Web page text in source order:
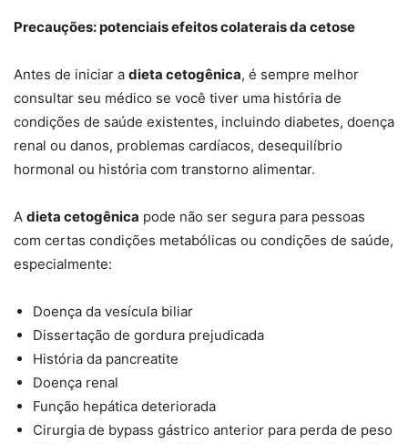
Precauções: potenciais efeitos colaterais da cetose
Antes de iniciar a dieta cetogênica, é sempre melhor
consultar seu médico se você tiver uma história de
condições de saúde existentes, incluindo diabetes, doença
renal ou danos, problemas cardíacos, desequilíbrio
hormonal ou história com transtorno alimentar.
A dieta cetogênica pode não ser segura para pessoas
com certas condições metabólicas ou condições de saúde,
especialmente:
Doença da vesícula biliar
Dissertação de gordura prejudicada
História da pancreatite
Doença renal
Função hepática deteriorada
Cirurgia de bypass gástrico anterior para perda de peso